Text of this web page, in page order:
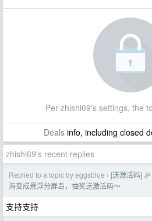
Per zhishi69's settings, the
Dealsinfo, including closed
zhishi69's recent replies
Replied to a topic by eggsblue › [送激活码]
海变成悬浮分屏岛，抽奖送激活码～
支持支持